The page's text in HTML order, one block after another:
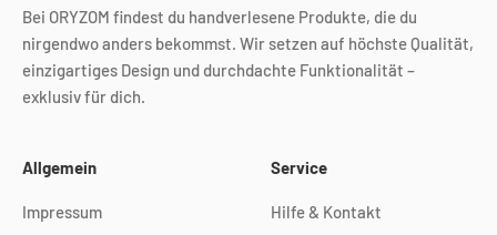
Bei ORYZOM findest du handverlesene Produkte, die du
nirgendwo anders bekommst. Wir setzen auf höchste Qualität,
einzigartiges Design und durchdachte Funktionalität –
exklusiv für dich.
Allgemein
Impressum
Service
Hilfe & Kontakt